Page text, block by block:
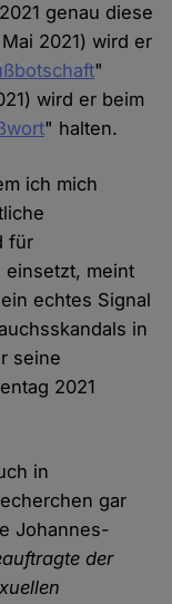
genau diese
2021) wird er
"
wird er beim
" halten.
ich mich
für
meint
echtes Signal
in
seine
2021
in
gar
Johannes-
der